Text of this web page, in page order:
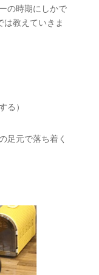
の時期にしかで
は教えていきま
る）
足元で落ち着く